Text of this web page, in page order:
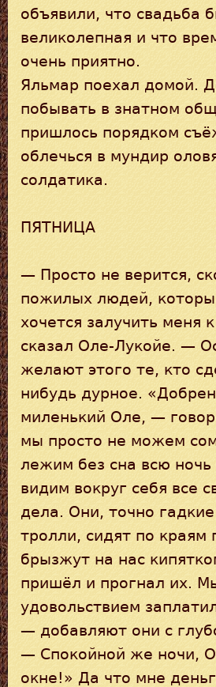
объявили, что свадьба
великолепная и что
очень приятно.
Яльмар поехал домой.
побывать в знатном
пришлось порядком
облечься в мундир
солдатика.
ПЯТНИЦА
— Просто не верится,
пожилых людей,
хочется залучить меня
сказал Оле-Лукойе. —
желают этого те, кто
нибудь дурное.
миленький Оле, —
мы просто не можем
лежим без сна всю ночь
видим вокруг себя все
дела. Они, точно
тролли, сидят по краям
брызжут на нас
пришёл и прогнал их.
удовольствием
— добавляют они с
— Спокойной же ночи,
окне!» Да что мне